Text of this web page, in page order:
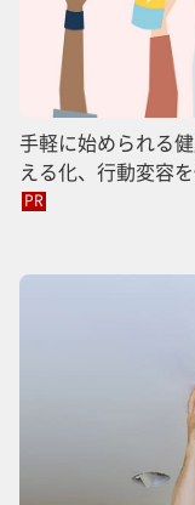
手軽に始められる
える化、行動変容
PR